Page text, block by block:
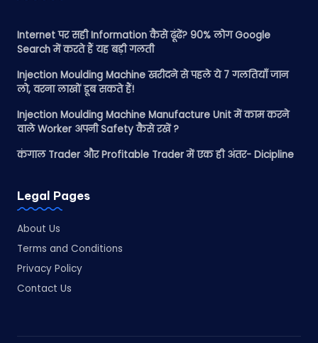
Internet पर सही Information कैसे ढूंढें? 90% लोग Google
Search में करते हैं यह बड़ी गलती
Injection Moulding Machine खरीदने से पहले ये 7 गलतियाँ जान
लो, वरना लाखों डूब सकते हैं!
Injection Moulding Machine Manufacture Unit में काम करने
वाले Worker अपनी Safety कैसे रखें ?
कंगाल Trader और Profitable Trader में एक ही अंतर- Dicipline
Legal Pages
About Us
Terms and Conditions
Privacy Policy
Contact Us